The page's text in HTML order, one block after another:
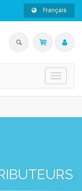
Français
Toggle